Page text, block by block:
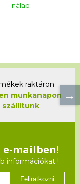
nálad
raktáron
munkanapon
szállítunk
mailben!
információkat !
Feliratkozni